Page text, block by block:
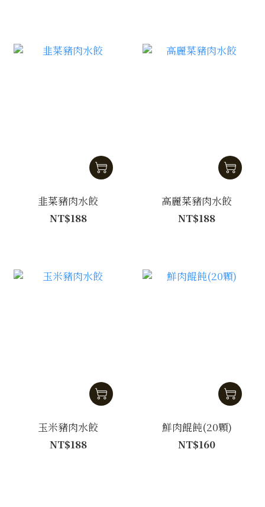
韭菜豬肉水餃
NT$188
高麗菜豬肉水餃
NT$188
玉米豬肉水餃
NT$188
鮮肉餛飩(20顆)
NT$160